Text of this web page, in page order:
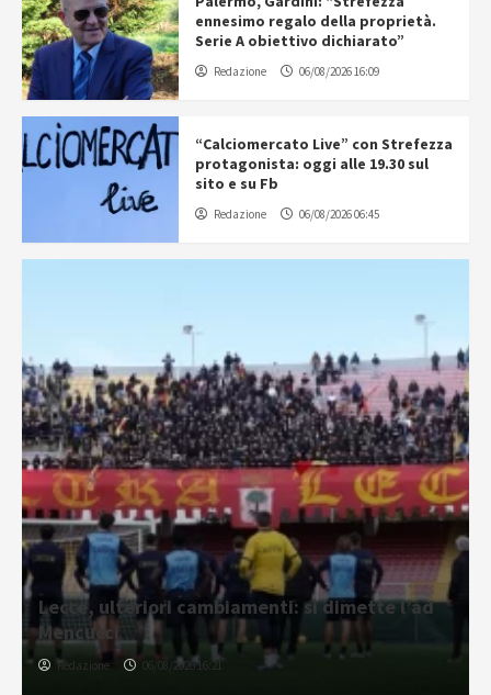
ennesimo regalo della proprietà.
Serie A obiettivo dichiarato”
Redazione 06/08/2026 16:09
“Calciomercato Live” con Strefezza
protagonista: oggi alle 19.30 sul
sito e su Fb
Redazione 06/08/2026 06:45
Lecce, ulteriori cambiamenti: si dimette l’ad
Mencucci
Redazione 06/08/2026 16:21